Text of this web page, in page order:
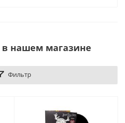
нашем магазине
Фильтр